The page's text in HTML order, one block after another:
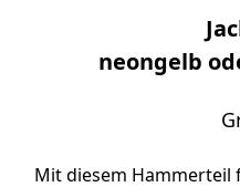
neongelb
Mit diesem Hammerteil